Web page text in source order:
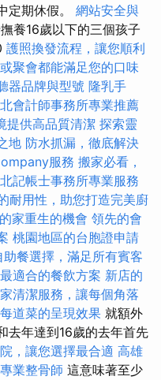
定期休假。 網站安全與
養16歲以下的三個孩子
護照換發流程，讓您順利
聚會都能滿足您的口味
器品牌與型號 隆乳手
會計師事務所專業推薦
提供高品質清潔 探索靈
地 防水抓漏，徹底解決
服務 搬家必看，
記帳士事務所專業服務
耐用性，助您打造完美廚
家重生的機會 領先的會
桃園地區的台胞證申請
助餐選擇，滿足所有賓客
適合的餐飲方案 新店的
清潔服務，讓每個角落
道菜的呈現效果 就額外
去年達到16歲的去年首先
，讓您選擇最合適 高雄
專業整骨師 這意味著至少